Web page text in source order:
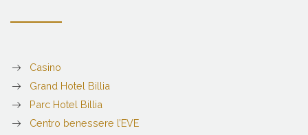
Casino
Grand Hotel Billia
Parc Hotel Billia
Centro benessere l’EVE